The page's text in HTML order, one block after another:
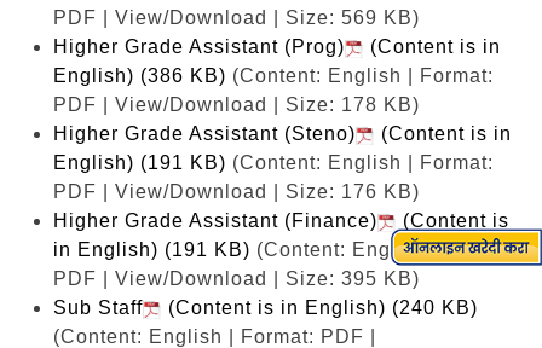
PDF | View/Download | Size: 569 KB)
Higher Grade Assistant (Prog)
(Content is in
English) (386 KB) (Content: English | Format:
PDF | View/Download | Size: 178 KB)
Higher Grade Assistant (Steno)
(Content is in
English) (191 KB) (Content: English | Format:
PDF | View/Download | Size: 176 KB)
Higher Grade Assistant (Finance)
(Content is
in English) (191 KB) (Content: English | Format:
PDF | View/Download | Size: 395 KB)
Sub Staff
(Content is in English) (240 KB)
(Content: English | Format: PDF |